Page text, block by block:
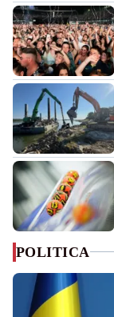
POLITICA